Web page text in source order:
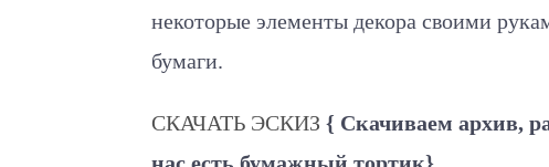
некоторые элементы декора своими
бумаги.
СКАЧАТЬ ЭСКИЗ { Скачиваем архив,